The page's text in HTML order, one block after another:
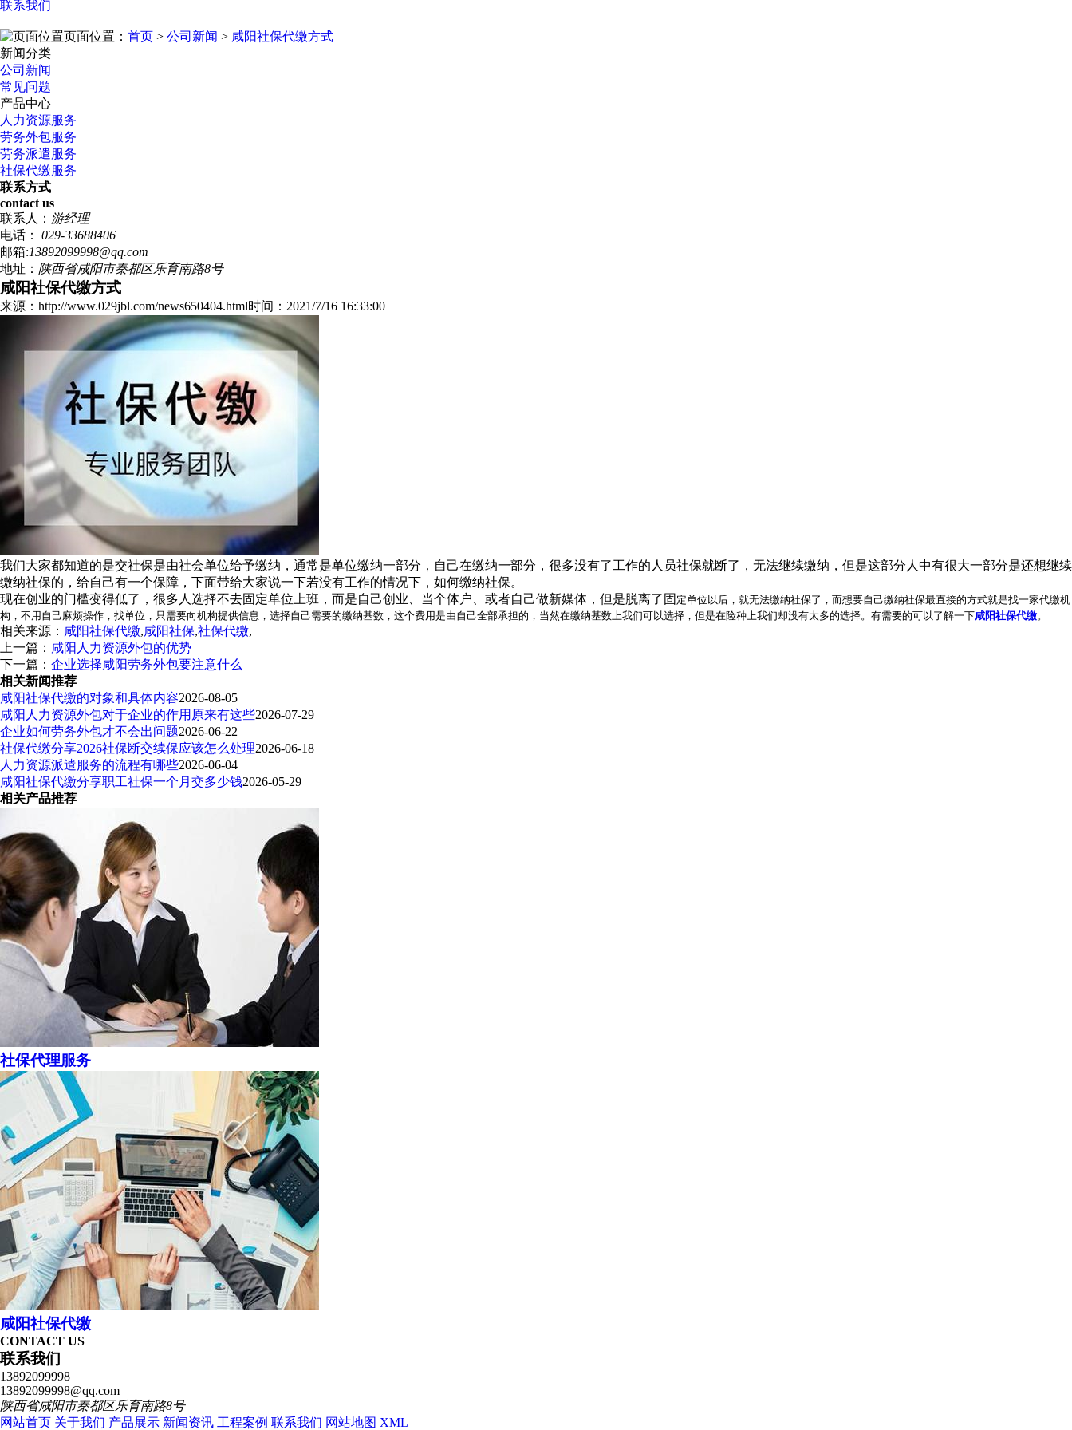
联系我们
页面位置： 首页 > 公司新闻 > 咸阳社保代缴方式
新闻分类
公司新闻
常见问题
产品中心
人力资源服务
劳务外包服务
劳务派遣服务
社保代缴服务
联系方式
contact us
联系人： 游经理
电话： 029-33688406
邮箱:13892099998@qq.com
地址： 陕西省咸阳市秦都区乐育南路8号
咸阳社保代缴方式
来源：http://www.029jbl.com/news650404.html时间：2021/7/16 16:33:00
我们大家都知道的是交社保是由社会单位给予缴纳，通常是单位缴纳一部分，自己在缴纳一部分，很多没有了工作的人员社保就断了，无法继续缴纳，但是这部分人中有很大一部分是还想继续
缴纳社保的，给自己有一个保障，下面带给大家说一下若没有工作的情况下，如何缴纳社保。
现在创业的门槛变得低了，很多人选择不去固定单位上班，而是自己创业、当个体户、或者自己做新媒体，但是脱离了固 定单位以后，就无法缴纳社保了，而想要自己缴纳社保最直接的方式就是找一家代缴机
构，不用自己麻烦操作，找单位，只需要向机构提供信息，选择自己需要的缴纳基数，这个费用是由自己全部承担的，当然在缴纳基数上我们可以选择，但是在险种上我们却没有太多的选择。有需要的可以了解一下咸阳社保代缴。
相关来源： 咸阳社保代缴,咸阳社保,社保代缴,
上一篇： 咸阳人力资源外包的优势
下一篇： 企业选择咸阳劳务外包要注意什么
相关新闻推荐
咸阳社保代缴的对象和具体内容2026-08-05
咸阳人力资源外包对于企业的作用原来有这些2026-07-29
企业如何劳务外包才不会出问题2026-06-22
社保代缴分享2026社保断交续保应该怎么处理2026-06-18
人力资源派遣服务的流程有哪些2026-06-04
咸阳社保代缴分享职工社保一个月交多少钱2026-05-29
相关产品推荐
社保代理服务
咸阳社保代缴
CONTACT US
联系我们
13892099998
13892099998@qq.com
陕西省咸阳市秦都区乐育南路8号
网站首页 关于我们 产品展示 新闻资讯 工程案例 联系我们 网站地图 XML